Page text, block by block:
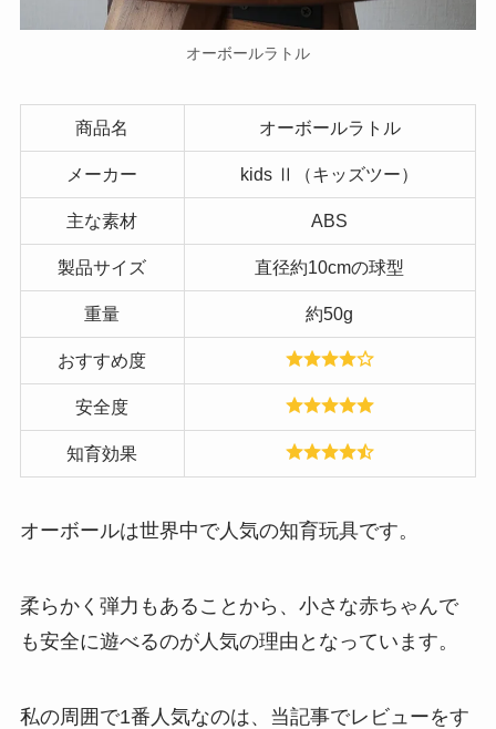
オーボールラトル
商品名 オーボールラトル
メーカー kids Ⅱ（キッズツー）
主な素材 ABS
製品サイズ 直径約10cmの球型
重量 約50g
おすすめ度
安全度
知育効果
オーボールは世界中で人気の知育玩具です。
柔らかく弾力もあることから、小さな赤ちゃんで
も安全に遊べるのが人気の理由となっています。
私の周囲で1番人気なのは、当記事でレビューをす